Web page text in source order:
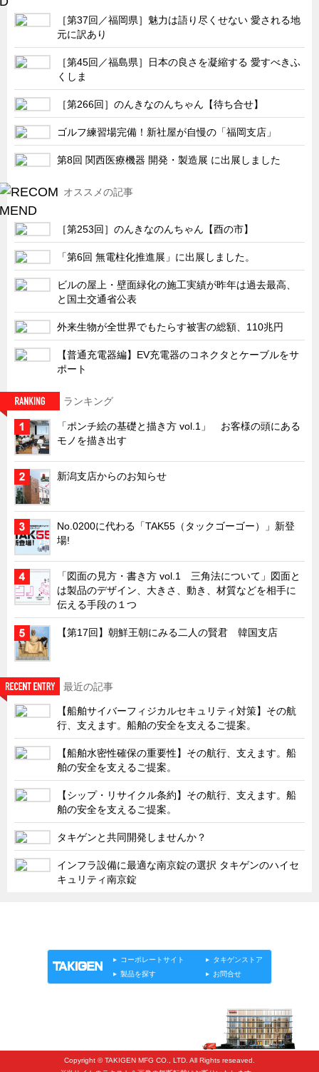
再生可能エネルギー
農業関連
半導体製造装置関連
共同溝・無電柱化関連
サーバーラック・エンクロジャー
特装車・バス・トラック関連
フリーザー・フードマシナリー関連
自動販売機・自動改札機関連
鉄道車両・駅舎関連
CATEGORY 連載
営業、丸ごとフカボリ
新製品開発最前線
隠れた名品
旬の野菜とタキゲン製品
ポンチ絵の基礎と描き方
図面の見方・書き方
キャビネット工業会規格「CA300」集中講義
ズバッとお悩み解決 テクニカル Q and A
瀧源点回帰
光る技術！未来へのモノづくり
ちょっとユニークなお客様
ビジサスニュース
ECOLOGY NEWS SCRAMBLE
わが街わが支店
支店所在地（歴史探訪）
ニッポン再発見
あれこれWATCH
こんなとき、どう言うの?
４コマ漫画 のんきなのんちゃん
CATEGORY タキゲンinfo.
お知らせ
展示会情報／出展告知
展示会情報／報告レポート
工場見学
110周年企画
タキゲン売上ランキング
［第37回／福岡県］魅力は語り尽くせない 愛される地
元に訳あり
［第45回／福島県］日本の良さを凝縮する 愛すべきふ
くしま
［第266回］のんきなのんちゃん【待ち合せ】
ゴルフ練習場完備！新社屋が自慢の「福岡支店」
第8回 関西医療機器 開発・製造展 に出展しました
オススメの記事
［第253回］のんきなのんちゃん【酉の市】
「第6回 無電柱化推進展」に出展しました。
ビルの屋上・壁面緑化の施工実績が昨年は過去最高、
と国土交通省公表
外来生物が全世界でもたらす被害の総額、110兆円
【普通充電器編】EV充電器のコネクタとケーブルをサ
ポート
ランキング
「ポンチ絵の基礎と描き方 vol.1」 お客様の頭にある
モノを描き出す
新潟支店からのお知らせ
No.0200に代わる「TAK55（タックゴーゴー）」新登
場!
「図面の見方・書き方 vol.1 三角法について」図面と
は製品のデザイン、大きさ、動き、材質などを相手に
伝える手段の１つ
【第17回】朝鮮王朝にみる二人の賢君 韓国支店
最近の記事
【船舶サイバーフィジカルセキュリティ対策】その航
行、支えます。船舶の安全を支えるご提案。
【船舶水密性確保の重要性】その航行、支えます。船
舶の安全を支えるご提案。
【シップ・リサイクル条約】その航行、支えます。船
舶の安全を支えるご提案。
タキゲンと共同開発しませんか？
インフラ設備に最適な南京錠の選択 タキゲンのハイセ
キュリティ南京錠
コーポレートサイト
タキゲンストア
製品を探す
お問合せ
Copyright © TAKIGEN MFG CO., LTD. All Rights reseaved.